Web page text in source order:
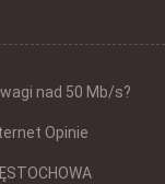
nad 50 Mb/s?
Opinie